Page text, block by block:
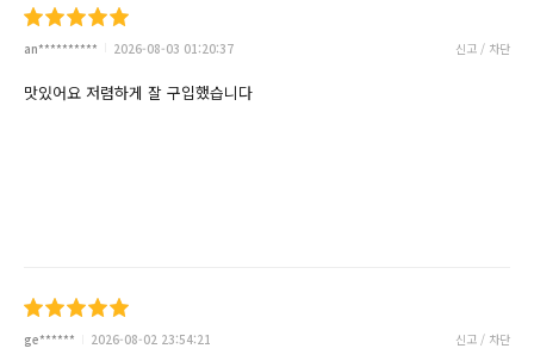
an********** 2026-08-03 01:20:37 신고 / 차단
맛있어요 저렴하게 잘 구입했습니다
ge****** 2026-08-02 23:54:21 신고 / 차단